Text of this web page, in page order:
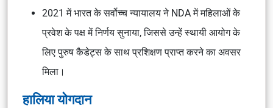
2021 में भारत के सर्वोच्च न्यायालय ने NDA में महिलाओं के
प्रवेश के पक्ष में निर्णय सुनाया, जिससे उन्हें स्थायी आयोग के
लिए पुरुष कैडेट्स के साथ प्रशिक्षण प्राप्त करने का अवसर
मिला।
हालिया योगदान